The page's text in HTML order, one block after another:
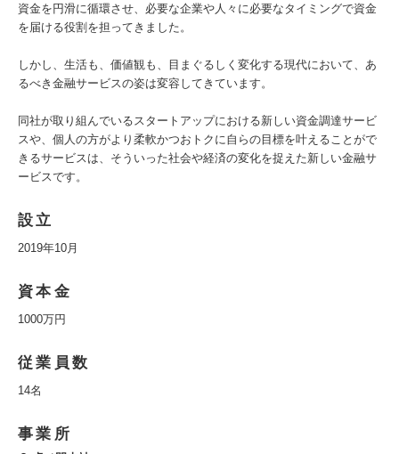
資金を円滑に循環させ、必要な企業や人々に必要なタイミングで資金
を届ける役割を担ってきました。
しかし、生活も、価値観も、目まぐるしく変化する現代において、あ
るべき金融サービスの姿は変容してきています。
同社が取り組んでいるスタートアップにおける新しい資金調達サービ
スや、個人の方がより柔軟かつおトクに自らの目標を叶えることがで
きるサービスは、そういった社会や経済の変化を捉えた新しい金融サ
ービスです。
設立
2019年10月
資本金
1000万円
従業員数
14名
事業所